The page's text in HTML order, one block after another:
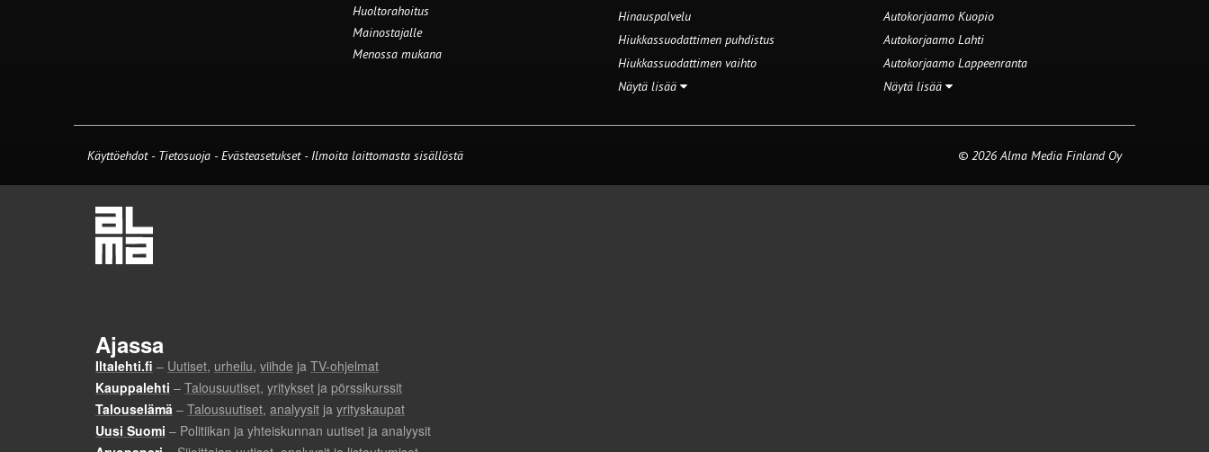
Huoltorahoitus
Mainostajalle
Menossa mukana
Hinauspalvelu
Hiukkassuodattimen puhdistus
Hiukkassuodattimen vaihto
Näytä lisää
Autokorjaamo Kuopio
Autokorjaamo Lahti
Autokorjaamo Lappeenranta
Näytä lisää
Käyttöehdot - Tietosuoja -Evästeasetukset- Ilmoita laittomasta sisällöstä © 2026 Alma Media Finland Oy